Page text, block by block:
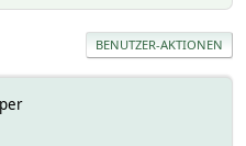
BENUTZER-AKTIONEN